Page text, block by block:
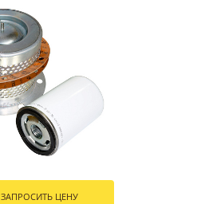
ЗАПРОСИТЬ ЦЕНУ